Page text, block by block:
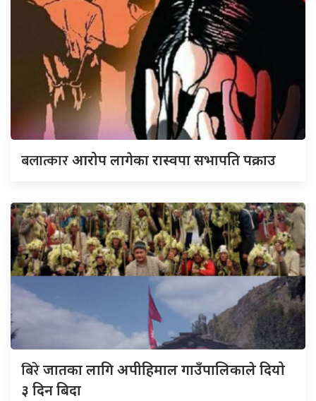
बलात्कारआरोप लागेका रास्वपा सभापति पक्राउ
बिरेजातका लागि अपीहिमाल गाउँपालिकाले दियो
३ दिन बिदा